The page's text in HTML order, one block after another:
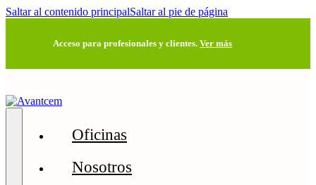
Saltar al contenido principalSaltar al pie de página
Acceso para profesionales y clientes.Ver más
Oficinas
Nosotros